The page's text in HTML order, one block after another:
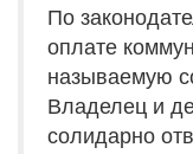
По
оплате
называемую
Владелец и
солидарно